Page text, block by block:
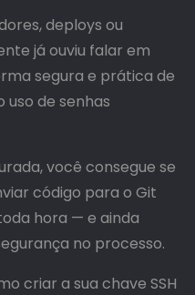
deploys ou
já ouviu falar em
segura e prática de
uso de senhas
você consegue se
código para o Git
hora — e ainda
no processo.
criar a sua chave SSH